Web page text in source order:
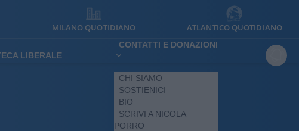
MILANO QUOTIDIANO ATLANTICO QUOTIDIANO
LIBERALE
CONTATTI E DONAZIONI
CHI SIAMO
SOSTIENICI
BIO
SCRIVI A NICOLA
PORRO